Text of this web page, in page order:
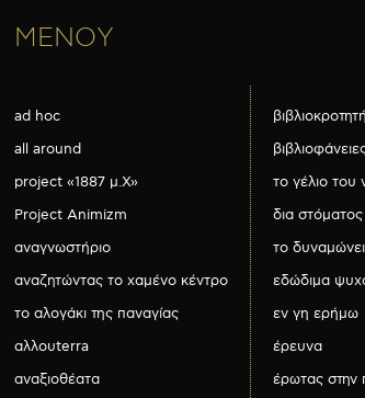
ΜΕΝΟΥ
ad hoc
all around
project «1887 μ.Χ»
Project Animizm
αναγνωστήριο
αναζητώντας το χαμένο κέντρο
το αλογάκι της παναγίας
αλλουterra
αναξιοθέατα
το γέλιο του
δια στόματος
το
εδώδιμα
εν γη ερήμω
έρευνα
έρωτας στην